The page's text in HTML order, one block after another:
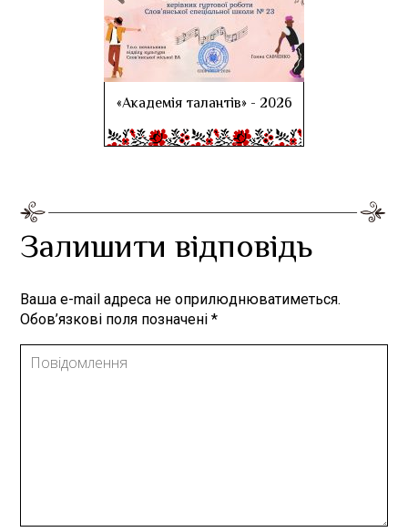
«Академія талантів» - 2026
Залишити відповідь
Ваша e-mail адреса не оприлюднюватиметься.
Обов’язкові поля позначені*